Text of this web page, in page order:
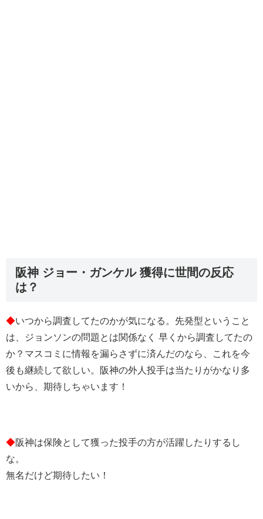
阪神 ジョー・ガンケル 獲得に世間の反応
は？
◆いつから調査してたのかが気になる。先発型ということ
は、ジョンソンの問題とは関係なく 早くから調査してたの
か？マスコミに情報を漏らさずに済んだのなら、これを今
後も継続して欲しい。阪神の外人投手は当たりがかなり多
いから、期待しちゃいます！
◆阪神は保険として獲った投手の方が活躍したりするし
な。
無名だけど期待したい！